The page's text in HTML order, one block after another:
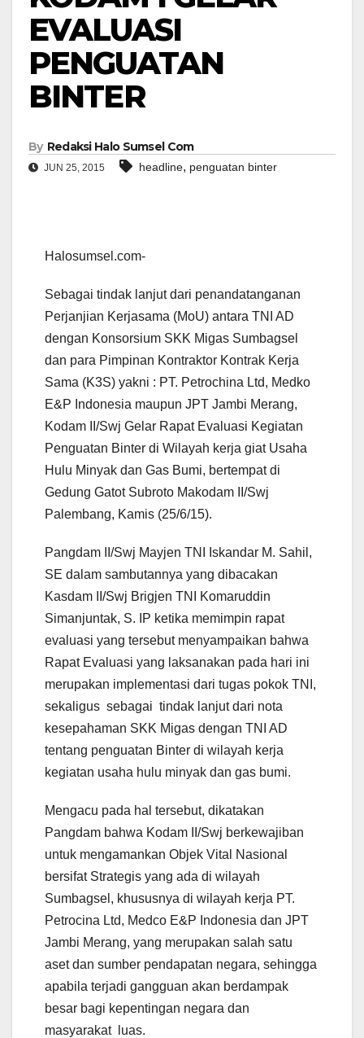
EVALUASI
PENGUATAN
BINTER
By Redaksi Halo Sumsel Com
JUN 25, 2015 headline, penguatan binter
Halosumsel.com-
Sebagai tindak lanjut dari penandatanganan
Perjanjian Kerjasama (MoU) antara TNI AD
dengan Konsorsium SKK Migas Sumbagsel
dan para Pimpinan Kontraktor Kontrak Kerja
Sama (K3S) yakni : PT. Petrochina Ltd, Medko
E&P Indonesia maupun JPT Jambi Merang,
Kodam II/Swj Gelar Rapat Evaluasi Kegiatan
Penguatan Binter di Wilayah kerja giat Usaha
Hulu Minyak dan Gas Bumi, bertempat di
Gedung Gatot Subroto Makodam II/Swj
Palembang, Kamis (25/6/15).
Pangdam II/Swj Mayjen TNI Iskandar M. Sahil,
SE dalam sambutannya yang dibacakan
Kasdam II/Swj Brigjen TNI Komaruddin
Simanjuntak, S. IP ketika memimpin rapat
evaluasi yang tersebut menyampaikan bahwa
Rapat Evaluasi yang laksanakan pada hari ini
merupakan implementasi dari tugas pokok TNI,
sekaligus sebagai tindak lanjut dari nota
kesepahaman SKK Migas dengan TNI AD
tentang penguatan Binter di wilayah kerja
kegiatan usaha hulu minyak dan gas bumi.
Mengacu pada hal tersebut, dikatakan
Pangdam bahwa Kodam II/Swj berkewajiban
untuk mengamankan Objek Vital Nasional
bersifat Strategis yang ada di wilayah
Sumbagsel, khususnya di wilayah kerja PT.
Petrocina Ltd, Medco E&P Indonesia dan JPT
Jambi Merang, yang merupakan salah satu
aset dan sumber pendapatan negara, sehingga
apabila terjadi gangguan akan berdampak
besar bagi kepentingan negara dan
masyarakat luas.